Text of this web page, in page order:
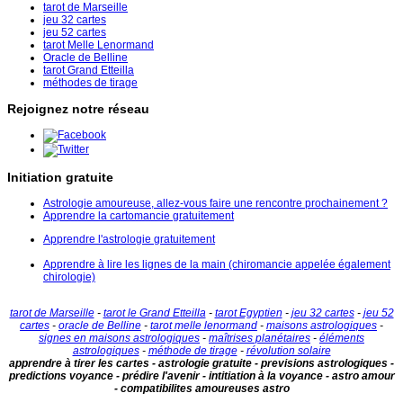
tarot de Marseille
jeu 32 cartes
jeu 52 cartes
tarot Melle Lenormand
Oracle de Belline
tarot Grand Etteilla
méthodes de tirage
Rejoignez notre réseau
Initiation gratuite
Astrologie amoureuse, allez-vous faire une rencontre prochainement ?
Apprendre la cartomancie gratuitement
Apprendre l'astrologie gratuitement
Apprendre à lire les lignes de la main (chiromancie appelée également
chirologie)
tarot de Marseille- tarot le Grand Etteilla- tarot Egyptien - jeu 32 cartes- jeu 52
cartes - oracle de Belline - tarot melle lenormand - maisons astrologiques -
signes en maisons astrologiques - maîtrises planétaires - éléments
astrologiques- méthode de tirage- révolution solaire
apprendre à tirer les cartes - astrologie gratuite - previsions astrologiques -
predictions voyance - prédire l'avenir - intitiation à la voyance - astro amour
- compatibilites amoureuses astro